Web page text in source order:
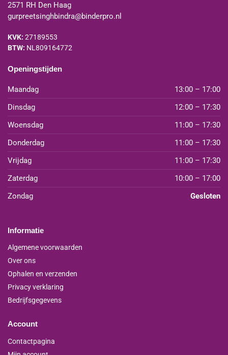
2571 RH Den Haag
gurpreetsinghbindra@binderpro.nl
KVK: 27189553
BTW: NL809164772
Openingstijden
Maandag
13:00 – 17:00
Dinsdag
12:00 – 17:30
Woensdag
11:00 – 17:30
Donderdag
11:00 – 17:30
Vrijdag
11:00 – 17:30
Zaterdag
10:00 – 17:00
Zondag
Gesloten
Informatie
Algemene voorwaarden
Over ons
Ophalen en verzenden
Privacy verklaring
Bedrijfsgegevens
Account
Contactpagina